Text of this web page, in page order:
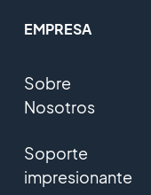
EMPRESA
Sobre
Nosotros
Soporte
impresionante